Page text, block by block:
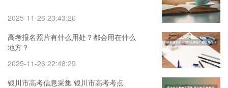
2025-11-26 23:43:26
高考报名照片有什么用处？都会用在什么
地方？
2025-11-26 22:48:29
银川市高考信息采集 银川市高考考点